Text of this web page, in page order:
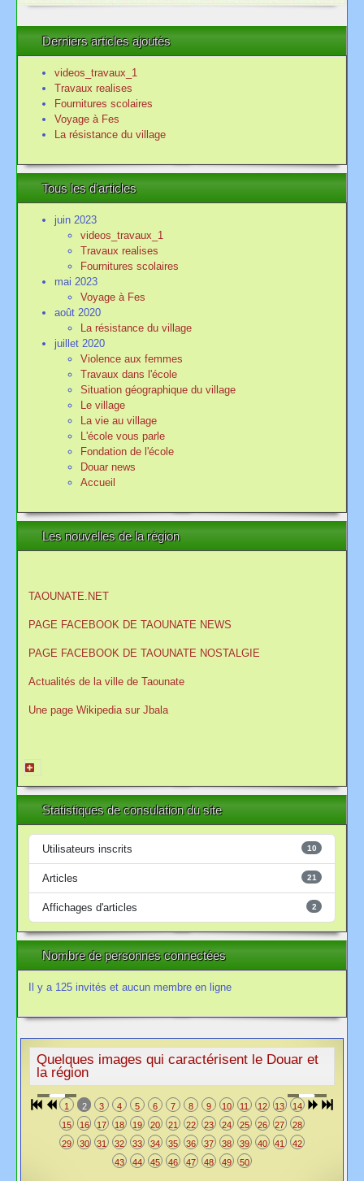
Derniers articles ajoutés
videos_travaux_1
Travaux realises
Fournitures scolaires
Voyage à Fes
La résistance du village
Tous les d'articles
juin 2023
videos_travaux_1
Travaux realises
Fournitures scolaires
mai 2023
Voyage à Fes
août 2020
La résistance du village
juillet 2020
Violence aux femmes
Travaux dans l'école
Situation géographique du village
Le village
La vie au village
L'école vous parle
Fondation de l'école
Douar news
Accueil
Les nouvelles de la région
TAOUNATE.NET
PAGE FACEBOOK DE TAOUNATE NEWS
PAGE FACEBOOK DE TAOUNATE NOSTALGIE
Actualités de la ville de Taounate
Une page Wikipedia sur Jbala
Statistiques de consulation du site
Utilisateurs inscrits 10
Articles 21
Affichages d'articles 2
Nombre de personnes connectées
Il y a 125 invités et aucun membre en ligne
Quelques images qui caractérisent le Douar et
la région
1 2 3 4 5 6 7 8 9 10 11 12 13
14
15
16 17 18 19 20 21 22 23 24 25 26 27
28
29
30 31 32 33 34 35 36 37 38 39 40 41
42
43
44 45 46 47 48 49 50